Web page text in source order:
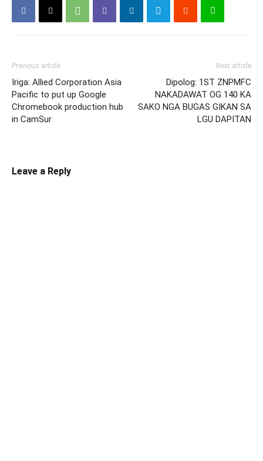
Previous article
Iriga: Allied Corporation Asia
Pacific to put up Google
Chromebook production hub
in CamSur
Next article
Dipolog: 1ST ZNPMFC
NAKADAWAT OG 140 KA
SAKO NGA BUGAS GIKAN SA
LGU DAPITAN
Leave a Reply